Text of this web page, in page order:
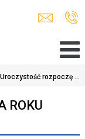
Uroczystość rozpoczę ...
ROKU